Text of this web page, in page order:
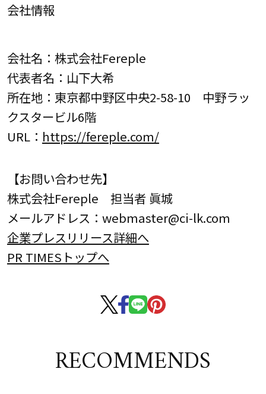
会社情報
会社名：株式会社Fereple
代表者名：山下大希
所在地：東京都中野区中央2-58-10 中野ラッ
クスタービル6階
URL： https://fereple.com/
【お問い合わせ先】
株式会社Fereple 担当者 眞城
メールアドレス：webmaster@ci-lk.com
企業プレスリリース詳細へ
PR TIMESトップへ
RECOMMENDS